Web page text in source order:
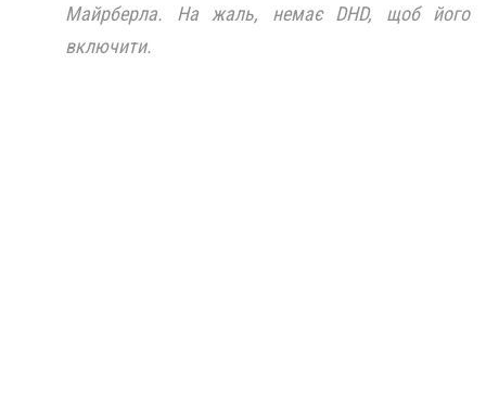
Майрберла. На жаль, немає DHD, щоб його
включити.